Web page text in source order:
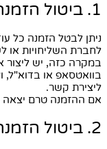
1. ביטול הזמנה לפני יציאה למשלוח
ניתן לבטל הזמנה כל
לחברת השליחויות או
במקרה כזה, יש ליצור
בוואטסאפ או בדוא"ל,
ליצירת קשר.
אם ההזמנה טרם יצאה
2. ביטול הזמנה לאחר יציאה למשלוח